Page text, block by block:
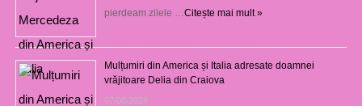
pierdeam zilele … Citește mai mult »
Mulțumiri din America și Italia adresate doamnei
vrăjitoare Delia din Craiova
07/08/2026